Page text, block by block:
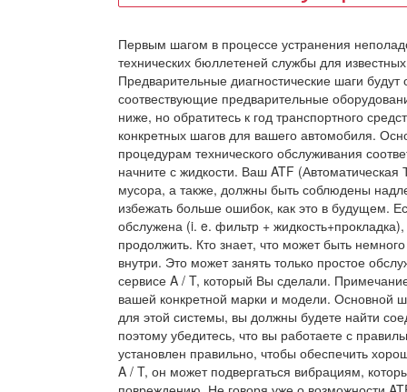
Первым шагом в процессе устранения
технических бюллетеней службы для
Предварительные диагностические шаги
соотвествующие предварительные
ниже, но обратитесь к год транспортного
конкретных шагов для вашего автомобиля.
процедурам технического обслуживания
начните с жидкости. Ваш ATF
мусора, а также, должны быть соблюдены
избежать больше ошибок, как это в будущем.
обслужена (i. e. фильтр +
продолжить. Кто знает, что может быть
внутри. Это может занять только простое
сервисе A / T, который Вы сделали.
вашей конкретной марки и модели. Основной
для этой системы, вы должны будете найти
поэтому убедитесь, что вы работаете с
установлен правильно, чтобы обеспечить
A / T, он может подвергаться вибрациям,